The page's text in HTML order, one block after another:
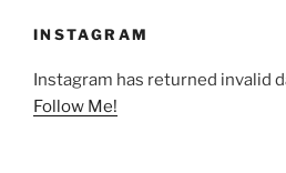
INSTAGRAM
Instagram has returned invalid
Follow Me!